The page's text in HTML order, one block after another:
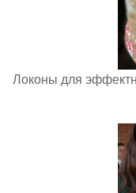
Локоны для